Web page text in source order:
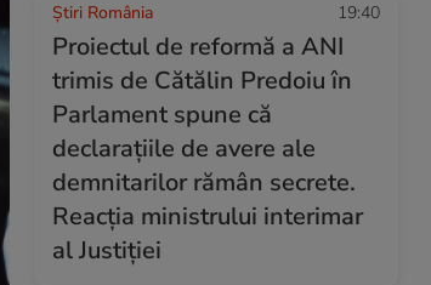
Știri România 19:40
Proiectul de reformă a ANI
trimis de Cătălin Predoiu în
Parlament spune că
declarațiile de avere ale
demnitarilor rămân secrete.
Reacția ministrului interimar
al Justiției